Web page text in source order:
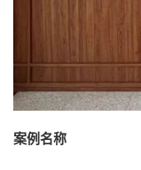
案例名称